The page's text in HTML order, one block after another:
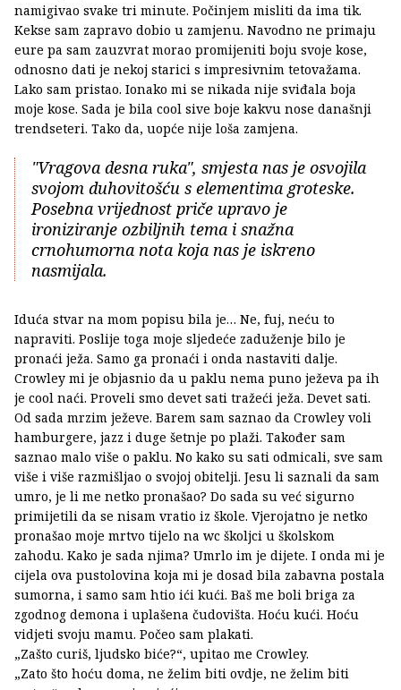
namigivao svake tri minute. Počinjem misliti da ima tik.
Kekse sam zapravo dobio u zamjenu. Navodno ne primaju
eure pa sam zauzvrat morao promijeniti boju svoje kose,
odnosno dati je nekoj starici s impresivnim tetovažama.
Lako sam pristao. Ionako mi se nikada nije sviđala boja
moje kose. Sada je bila cool sive boje kakvu nose današnji
trendseteri. Tako da, uopće nije loša zamjena.
"Vragova desna ruka", smjesta nas je osvojila
svojom duhovitošću s elementima groteske.
Posebna vrijednost priče upravo je
ironiziranje ozbiljnih tema i snažna
crnohumorna nota koja nas je iskreno
nasmijala.
Iduća stvar na mom popisu bila je… Ne, fuj, neću to
napraviti. Poslije toga moje sljedeće zaduženje bilo je
pronaći ježa. Samo ga pronaći i onda nastaviti dalje.
Crowley mi je objasnio da u paklu nema puno ježeva pa ih
je cool naći. Proveli smo devet sati tražeći ježa. Devet sati.
Od sada mrzim ježeve. Barem sam saznao da Crowley voli
hamburgere, jazz i duge šetnje po plaži. Također sam
saznao malo više o paklu. No kako su sati odmicali, sve sam
više i više razmišljao o svojoj obitelji. Jesu li saznali da sam
umro, je li me netko pronašao? Do sada su već sigurno
primijetili da se nisam vratio iz škole. Vjerojatno je netko
pronašao moje mrtvo tijelo na wc školjci u školskom
zahodu. Kako je sada njima? Umrlo im je dijete. I onda mi je
cijela ova pustolovina koja mi je dosad bila zabavna postala
sumorna, i samo sam htio ići kući. Baš me boli briga za
zgodnog demona i uplašena čudovišta. Hoću kući. Hoću
vidjeti svoju mamu. Počeo sam plakati.
„Zašto curiš, ljudsko biće?“, upitao me Crowley.
„Zato što hoću doma, ne želim biti ovdje, ne želim biti